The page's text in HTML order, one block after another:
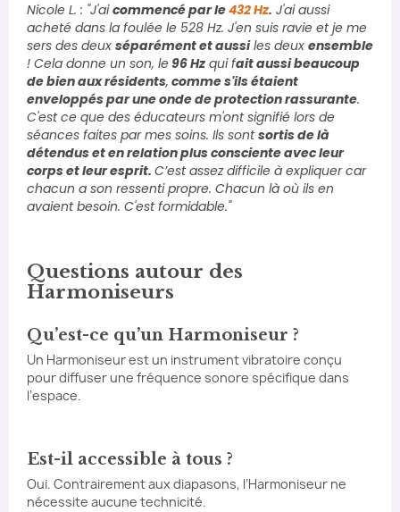
Nicole L. : "J'aicommencé par le432 Hz. J'ai aussi
acheté dans la foulée le 528 Hz. J'en suis ravie et je me
sers des deux séparément et aussiles deux ensemble
! Cela donne un son, le96 Hz qui fait aussi beaucoup
de bien aux résidents, comme s'ils étaient
enveloppés par une onde de protection rassurante.
C'est ce que des éducateurs m'ont signifié lors de
séances faites par mes soins. Ils sontsortis de là
détendus et en relation plus consciente avec leur
corps et leur esprit. C’est assez difficile à expliquer car
chacun a son ressenti propre. Chacun là où ils en
avaient besoin. C'est formidable."
Questions autour des
Harmoniseurs
Qu’est-ce qu’un Harmoniseur ?
Un Harmoniseur est un instrument vibratoire conçu
pour diffuser une fréquence sonore spécifique dans
l’espace.
Est-il accessible à tous ?
Oui. Contrairement aux diapasons, l’Harmoniseur ne
nécessite aucune technicité.